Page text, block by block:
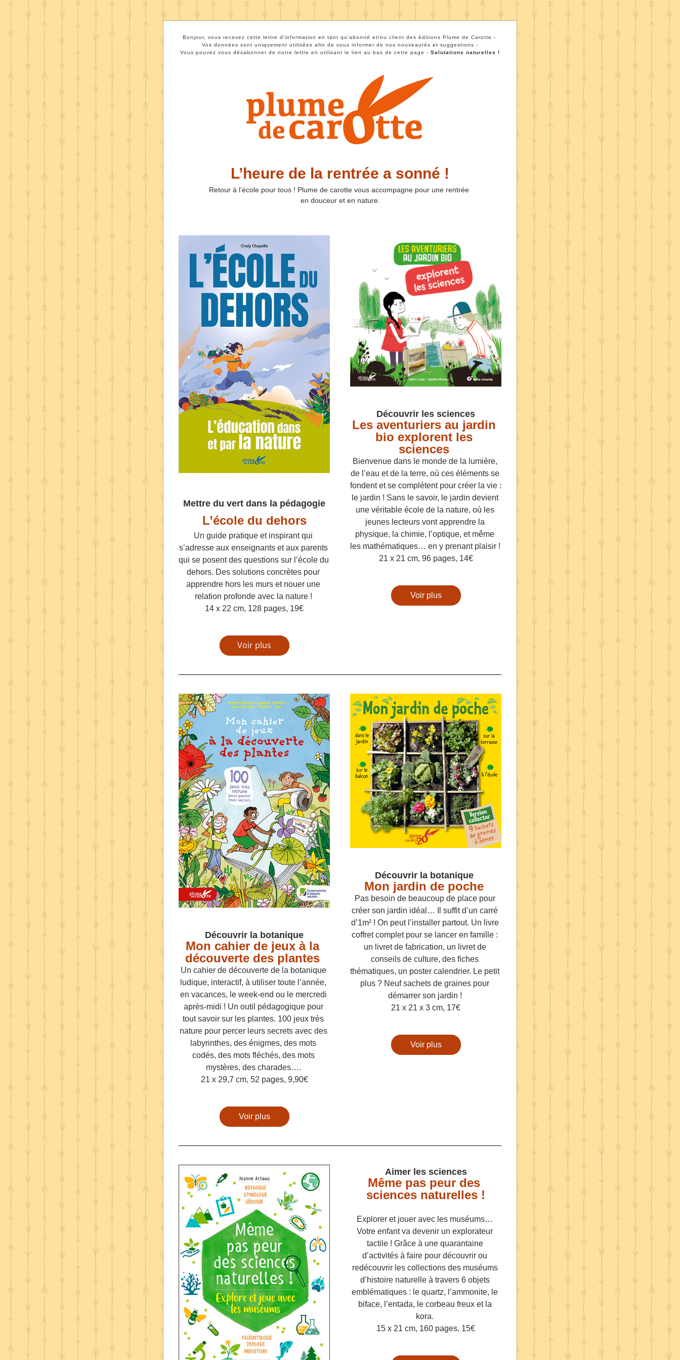
Bonjour, vous recevez cette lettre d'information en tant qu'abonné et/ou client des éditions Plume de Carotte -
Vos données sont uniquement utilisées afin de vous informer de nos nouveautés et suggestions -
Vous pouvez vous désabonner de notre lettre en utilisant le lien au bas de cette page - Salutations naturelles !
L’heure de la rentrée a sonné !
Retour à l’école pour tous ! Plume de carotte vous accompagne pour une rentrée
en douceur et en nature.
Mettre du vert dans la pédagogie
L’école du dehors
Un guide pratique et inspirant qui
s’adresse aux enseignants et aux parents
qui se posent des questions sur l’école du
dehors. Des solutions concrètes pour
apprendre hors les murs et nouer une
relation profonde avec la nature !
14 x 22 cm, 128 pages, 19€
Voir plus
Découvrir les sciences
Les aventuriers au jardin
bio explorent les
sciences
Bienvenue dans le monde de la lumière,
de l’eau et de la terre, où ces éléments se
fondent et se complètent pour créer la vie :
le jardin ! Sans le savoir, le jardin devient
une véritable école de la nature, où les
jeunes lecteurs vont apprendre la
physique, la chimie, l’optique, et même
les mathématiques… en y prenant plaisir !
21 x 21 cm, 96 pages, 14€
Voir plus
Découvrir la botanique
Mon cahier de jeux à la
découverte des plantes
Un cahier de découverte de la botanique
ludique, interactif, à utiliser toute l’année,
en vacances, le week-end ou le mercredi
après-midi ! Un outil pédagogique pour
tout savoir sur les plantes. 100 jeux très
nature pour percer leurs secrets avec des
labyrinthes, des énigmes, des mots
codés, des mots fléchés, des mots
mystères, des charades….
21 x 29,7 cm, 52 pages, 9,90€
Voir plus
Découvrir la botanique
Mon jardin de poche
Pas besoin de beaucoup de place pour
créer son jardin idéal… Il suffit d’un carré
d’1m² ! On peut l’installer partout. Un livre
coffret complet pour se lancer en famille :
un livret de fabrication, un livret de
conseils de culture, des fiches
thématiques, un poster calendrier. Le petit
plus ? Neuf sachets de graines pour
démarrer son jardin !
21 x 21 x 3 cm, 17€
Voir plus
Aimer les sciences
Même pas peur des
sciences naturelles !
Explorer et jouer avec les muséums…
Votre enfant va devenir un explorateur
tactile ! Grâce à une quarantaine
d’activités à faire pour découvrir ou
redécouvrir les collections des muséums
d’histoire naturelle à travers 6 objets
emblématiques : le quartz, l’ammonite, le
biface, l’entada, le corbeau freux et la
kora.
15 x 21 cm, 160 pages, 15€